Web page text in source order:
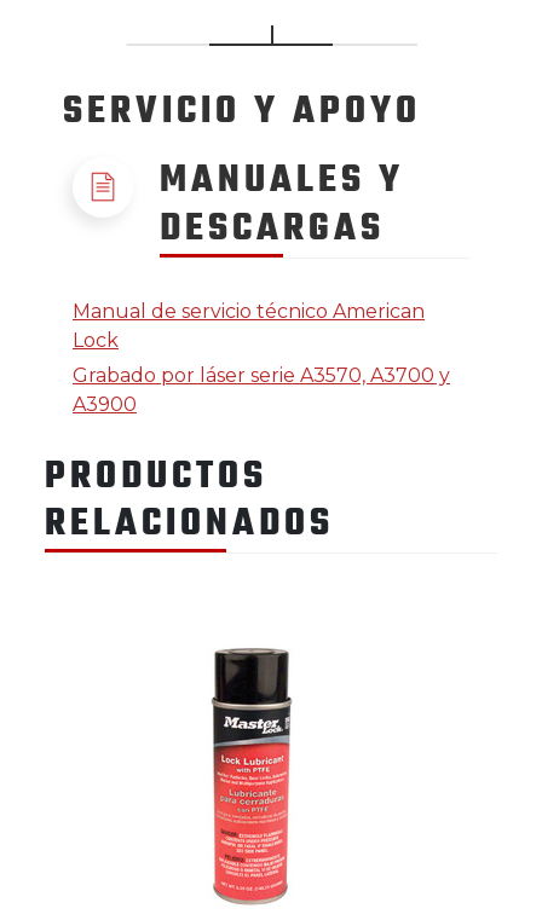
SERVICIO Y APOYO
MANUALES Y
DESCARGAS
Manual de servicio técnico American
Lock
Grabado por láser serie A3570, A3700 y
A3900
PRODUCTOS
RELACIONADOS